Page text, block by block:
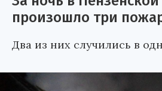
произошло три
Два из них случились в